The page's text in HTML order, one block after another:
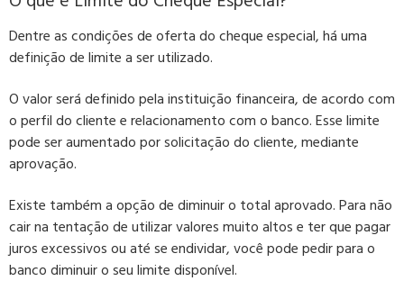
Dentre as condições de oferta do cheque especial, há uma
definição de limite a ser utilizado.
O valor será definido pela instituição financeira, de acordo com
o perfil do cliente e relacionamento com o banco.Esse limite
pode ser aumentado por solicitação do cliente, mediante
aprovação.
Existe também a opção de diminuir o total aprovado. Para não
cair na tentação de utilizar valores muito altos e ter que pagar
juros excessivos ou até se endividar,você pode pedir para o
banco diminuir o seu limite disponível.